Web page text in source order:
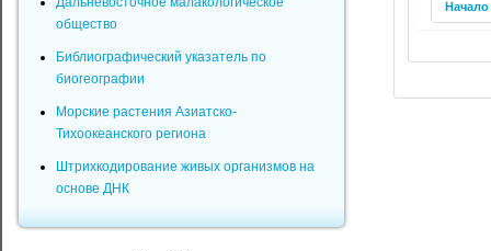
Начало
общество
Библиографический указатель по
биогеографии
Морские растения Азиатско-
Тихоокеанского региона
Штрихкодирование живых организмов на
основе ДНК